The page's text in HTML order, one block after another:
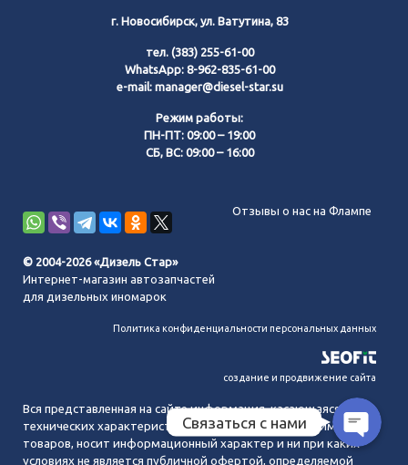
г. Новосибирск, ул. Ватутина, 83
тел. (383) 255-61-00
WhatsApp: 8-962-835-61-00
e-mail: manager@diesel-star.su
Режим работы:
ПН-ПТ: 09:00 – 19:00
СБ, ВС: 09:00 – 16:00
Отзывы о нас на Флампе
© 2004-2026 «Дизель Стар»
Интернет-магазин автозапчастей
для дизельных иномарок
Политика конфиденциальности персональных данных
создание и продвижение сайта
Вся представленная на сайте информация, касающаяся
технических характеристик, наличия на складе, стоимости
товаров, носит информационный характер и ни при каких
условиях не является публичной офертой, определяемой
Связаться с нами